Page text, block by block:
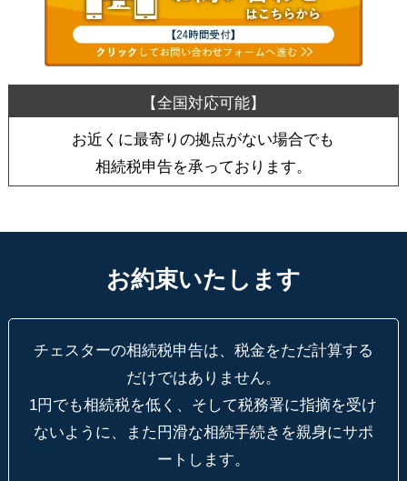
お近くに最寄りの拠点がない場合でも
相続税申告を承っております。
お約束いたします
チェスターの相続税申告は、税金をただ計算する
だけではありません。
1円でも相続税を低く、そして税務署に指摘を受け
ないように、
また円滑な相続手続きを親身にサポ
ートします。